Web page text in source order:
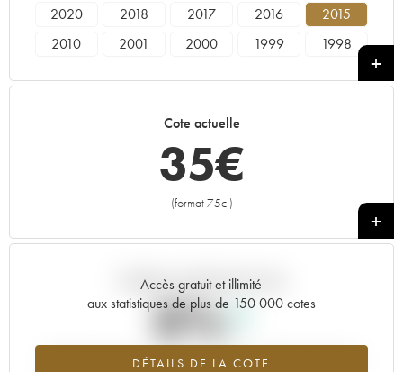
2020 2018 2017 2016
2015
2010
2001 2000 1999
1998
Cote actuelle
35€
(format 75cl)
+
Accès gratuit et illimité
aux statistiques de plus de 150 000 cotes
DÉTAILS DE LA COTE
Tendance actuelle de la cote
0%
Tendance à la hausse du millésime 2015 en 2026 par rapport à